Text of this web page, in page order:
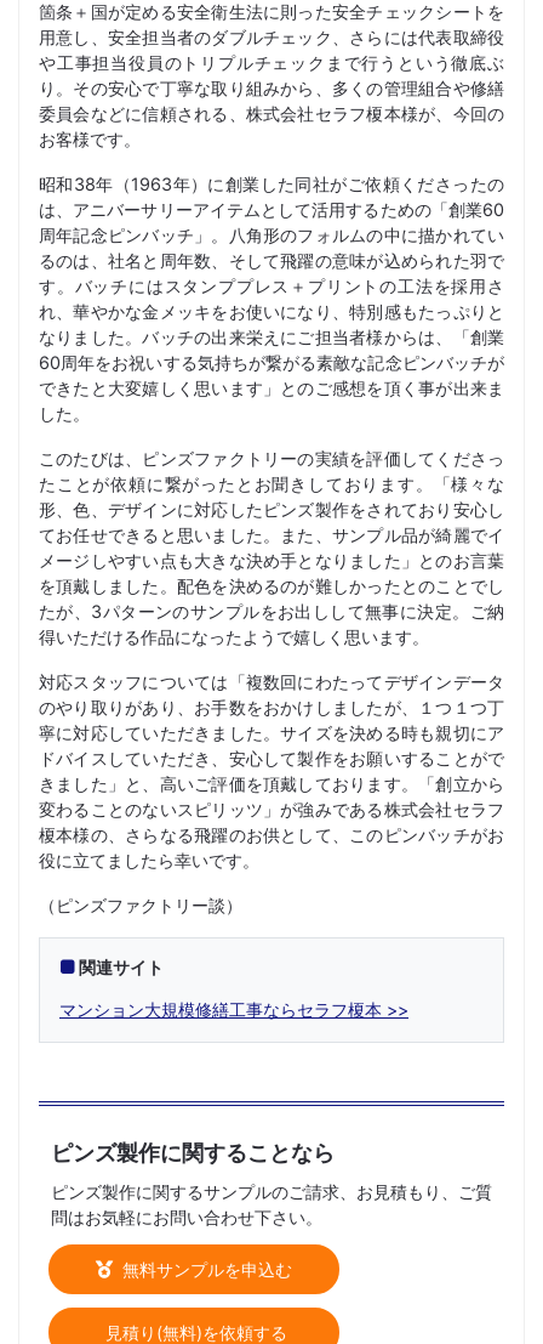
箇条＋国が定める安全衛生法に則った安全チェックシートを
用意し、安全担当者のダブルチェック、さらには代表取締役
や工事担当役員のトリプルチェックまで行うという徹底ぶ
り。その安心で丁寧な取り組みから、多くの管理組合や修繕
委員会などに信頼される、株式会社セラフ榎本様が、今回の
お客様です。
昭和38年（1963年）に創業した同社がご依頼くださったの
は、アニバーサリーアイテムとして活用するための「創業60
周年記念ピンバッチ」。八角形のフォルムの中に描かれてい
るのは、社名と周年数、そして飛躍の意味が込められた羽で
す。バッチにはスタンププレス＋プリントの工法を採用さ
れ、華やかな金メッキをお使いになり、特別感もたっぷりと
なりました。バッチの出来栄えにご担当者様からは、「創業
60周年をお祝いする気持ちが繋がる素敵な記念ピンバッチが
できたと大変嬉しく思います」とのご感想を頂く事が出来ま
した。
このたびは、ピンズファクトリーの実績を評価してくださっ
たことが依頼に繋がったとお聞きしております。「様々な
形、色、デザインに対応したピンズ製作をされており安心し
てお任せできると思いました。また、サンプル品が綺麗でイ
メージしやすい点も大きな決め手となりました」とのお言葉
を頂戴しました。配色を決めるのが難しかったとのことでし
たが、3パターンのサンプルをお出しして無事に決定。ご納
得いただける作品になったようで嬉しく思います。
対応スタッフについては「複数回にわたってデザインデータ
のやり取りがあり、お手数をおかけしましたが、１つ１つ丁
寧に対応していただきました。サイズを決める時も親切にア
ドバイスしていただき、安心して製作をお願いすることがで
きました」と、高いご評価を頂戴しております。「創立から
変わることのないスピリッツ」が強みである株式会社セラフ
榎本様の、さらなる飛躍のお供として、このピンバッチがお
役に立てましたら幸いです。
（ピンズファクトリー談）
関連サイト
マンション大規模修繕工事ならセラフ榎本
ピンズ製作に関することなら
ピンズ製作に関するサンプルのご請求、お見積もり、ご質
問はお気軽にお問い合わせ下さい。
無料サンプルを申込む
見積り(無料)を依頼する